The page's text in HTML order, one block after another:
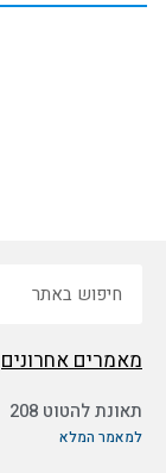
מאמרים אחרונים
תאונת להטוט 208
למאמר המלא